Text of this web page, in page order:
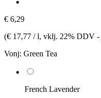
€ 6,29
(€ 17,77 / l, vklj. 22% DDV -
Vonj: Green Tea
French Lavender